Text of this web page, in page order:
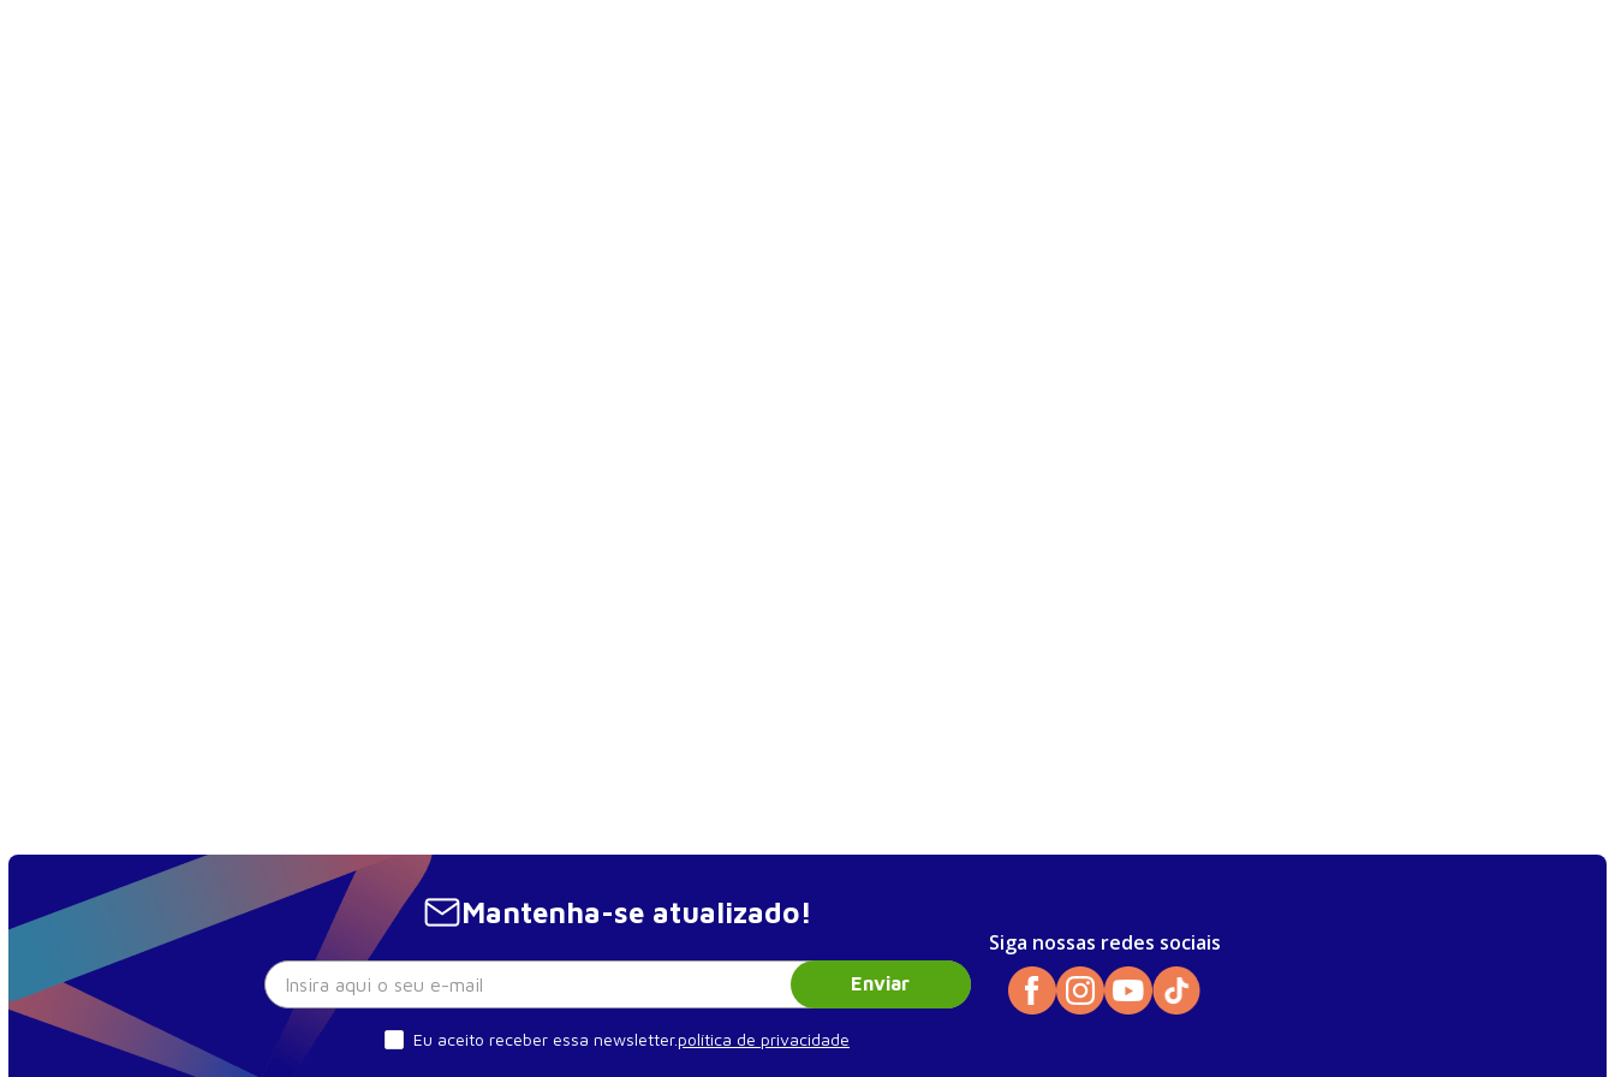
Tratamento - Enurese e Ecoprese
Resumo do Módulo - Enurese e Ecoprese
Unidade 8 - Vacinação
Sumarização - Vacinação
Diagnóstico - Vacinação
Tratamento - Vacinação
Mantenha-se atualizado!
Enviar
Eu aceito receber essa newsletter.política de privacidade
Siga nossas redes sociais